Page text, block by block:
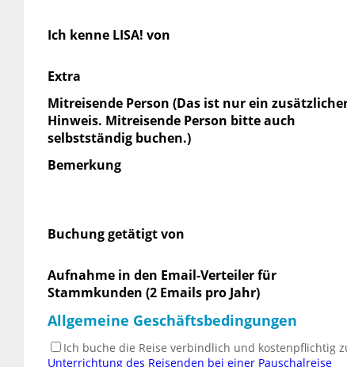
Ich kenne LISA! von
Extra
Mitreisende Person (Das ist nur ein
Hinweis. Mitreisende Person bitte auch
selbstständig buchen.)
Bemerkung
Buchung getätigt von
Aufnahme in den Email-Verteiler für
Stammkunden (2 Emails pro Jahr)
Allgemeine Geschäftsbedingungen
Ich buche die Reise verbindlich und kostenpflichtig
Unterrichtung des Reisenden bei einer Pauschalreise